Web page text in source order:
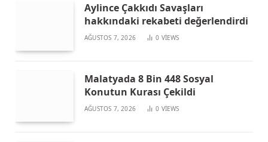
Aylince Çakkıdı Savaşları
hakkındaki rekabeti değerlendirdi
AĞUSTOS 7, 2026 0 VIEWS
Malatyada 8 Bin 448 Sosyal
Konutun Kurası Çekildi
AĞUSTOS 7, 2026 0 VIEWS